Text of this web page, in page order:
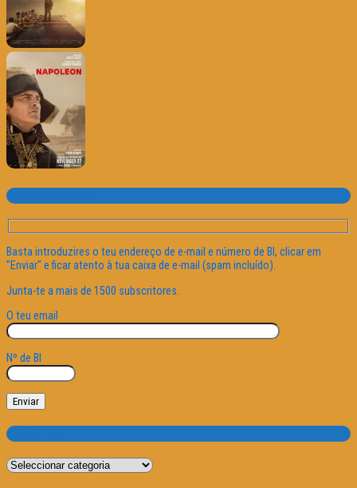
Subscrever o site
Basta introduzires o teu endereço de e-mail e número de BI, clicar em
"Enviar" e ficar atento à tua caixa de e-mail (spam incluído).
Junta-te a mais de 1500 subscritores.
O teu email
Nº de BI
Categorias
Categorias